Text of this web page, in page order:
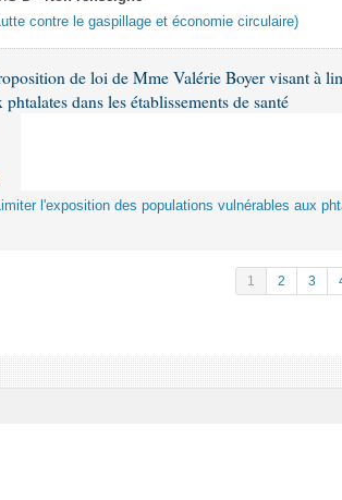
contre le gaspillage et économie circulaire)
de loi de Mme Valérie Boyer visant à
dans les établissements de santé
l'exposition des populations vulnérables aux
1 2 3